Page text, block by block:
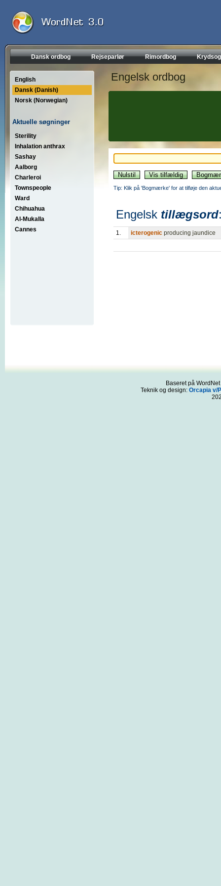
Dansk ordbog Rejseparlør Rimordbog
English
Dansk (Danish)
Norsk (Norwegian)
Aktuelle søgninger
Sterility
Inhalation anthrax
Sashay
Aalborg
Charleroi
Townspeople
Ward
Chihuahua
Al-Mukalla
Cannes
Engelsk ordbog
Tip: Klik på 'Bogmærke' for at tilføje den
Engelsk tillægsord
1. icterogenic producing jaundice
Baseret på
Teknik og design: Orcapia v/